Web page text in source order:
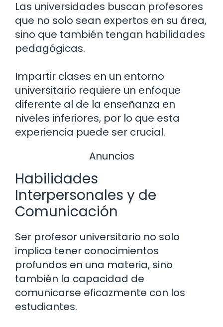
Las universidades buscan profesores
que no solo sean expertos en su área,
sino que también tengan habilidades
pedagógicas.
Impartir clases en un entorno
universitario requiere un enfoque
diferente al de la enseñanza en
niveles inferiores, por lo que esta
experiencia puede ser crucial.
Anuncios
Habilidades
Interpersonales y de
Comunicación
Ser profesor universitario no solo
implica tener conocimientos
profundos en una materia, sino
también la capacidad de
comunicarse eficazmente con los
estudiantes.